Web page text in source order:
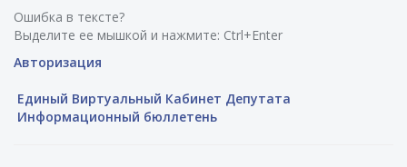
Ошибка в тексте?
Выделите ее мышкой и нажмите: Ctrl+Enter
Авторизация
Единый Виртуальный Кабинет Депутата
Информационный бюллетень